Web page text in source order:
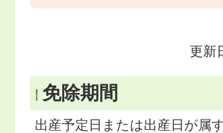
更新
免除期間
出産予定日または出産日が属